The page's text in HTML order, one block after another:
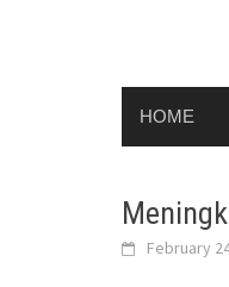
HOME
February